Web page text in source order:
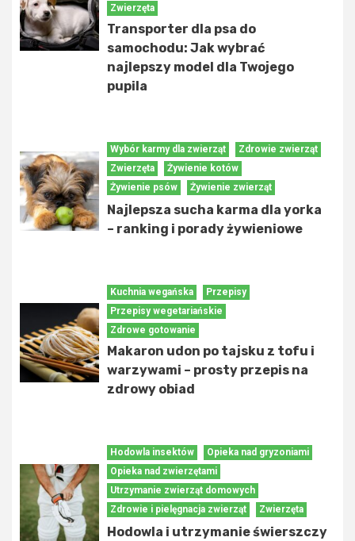
Zwierzęta
Transporter dla psa do
samochodu: Jak wybrać
najlepszy model dla Twojego
pupila
Wybór karmy dla zwierząt
Zdrowie zwierząt
Zwierzęta
Żywienie kotów
Żywienie psów
Żywienie zwierząt
Najlepsza sucha karma dla yorka
– ranking i porady żywieniowe
Kuchnia wegańska
Przepisy
Przepisy wegetariańskie
Zdrowe gotowanie
Makaron udon po tajsku z tofu i
warzywami – prosty przepis na
zdrowy obiad
Hodowla insektów
Opieka nad gryzoniami
Opieka nad zwierzętami
Utrzymanie zwierząt domowych
Zdrowie i pielęgnacja zwierząt
Zwierzęta
Hodowla i utrzymanie świerszczy